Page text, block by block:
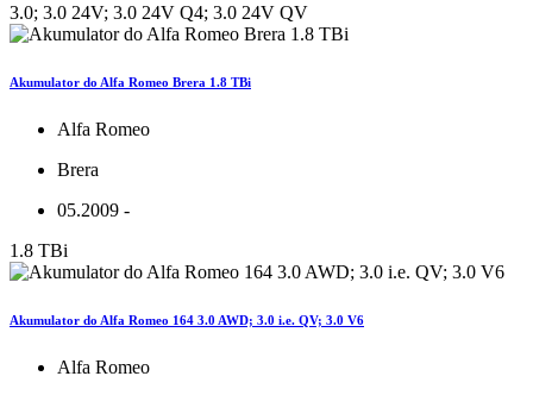
3.0; 3.0 24V; 3.0 24V Q4; 3.0 24V QV
Akumulator do Alfa Romeo Brera 1.8 TBi
Alfa Romeo
Brera
05.2009 -
1.8 TBi
Akumulator do Alfa Romeo 164 3.0 AWD; 3.0 i.e. QV; 3.0 V6
Alfa Romeo